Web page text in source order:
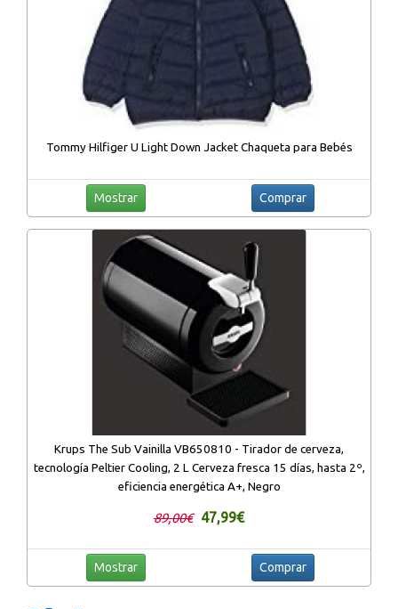
Tommy Hilfiger U Light Down Jacket Chaqueta para Bebés
Mostrar Comprar
Krups The Sub Vainilla VB650810 - Tirador de cerveza,
tecnología Peltier Cooling, 2 L Cerveza fresca 15 días, hasta 2º,
eficiencia energética A+, Negro
89,00€ 47,99€
Mostrar Comprar